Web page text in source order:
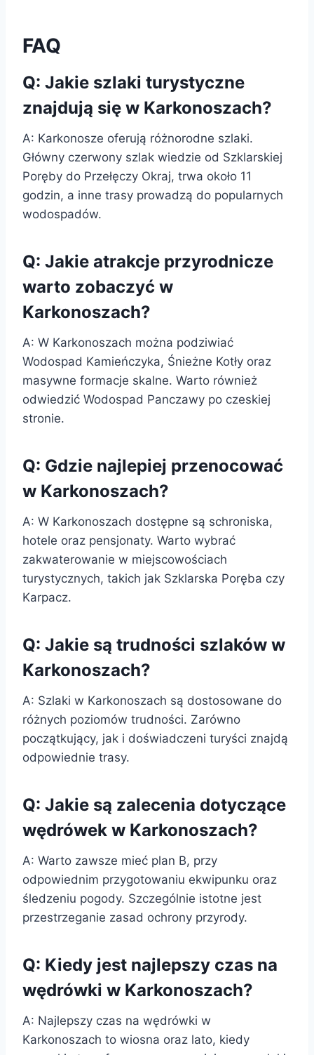
FAQ
Q: Jakie szlaki turystyczne
znajdują się w Karkonoszach?
A: Karkonosze oferują różnorodne szlaki.
Główny czerwony szlak wiedzie od Szklarskiej
Poręby do Przełęczy Okraj, trwa około 11
godzin, a inne trasy prowadzą do popularnych
wodospadów.
Q: Jakie atrakcje przyrodnicze
warto zobaczyć w
Karkonoszach?
A: W Karkonoszach można podziwiać
Wodospad Kamieńczyka, Śnieżne Kotły oraz
masywne formacje skalne. Warto również
odwiedzić Wodospad Panczawy po czeskiej
stronie.
Q: Gdzie najlepiej przenocować
w Karkonoszach?
A: W Karkonoszach dostępne są schroniska,
hotele oraz pensjonaty. Warto wybrać
zakwaterowanie w miejscowościach
turystycznych, takich jak Szklarska Poręba czy
Karpacz.
Q: Jakie są trudności szlaków w
Karkonoszach?
A: Szlaki w Karkonoszach są dostosowane do
różnych poziomów trudności. Zarówno
początkujący, jak i doświadczeni turyści znajdą
odpowiednie trasy.
Q: Jakie są zalecenia dotyczące
wędrówek w Karkonoszach?
A: Warto zawsze mieć plan B, przy
odpowiednim przygotowaniu ekwipunku oraz
śledzeniu pogody. Szczególnie istotne jest
przestrzeganie zasad ochrony przyrody.
Q: Kiedy jest najlepszy czas na
wędrówki w Karkonoszach?
A: Najlepszy czas na wędrówki w
Karkonoszach to wiosna oraz lato, kiedy